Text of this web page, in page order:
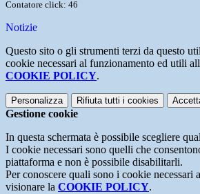
Contatore click: 46
Notizie
Questo sito o gli strumenti terzi da questo
cookie necessari al funzionamento ed utili
COOKIE POLICY.
Personalizza Rifiuta tutti i cookies
Gestione cookie
In questa schermata è possibile scegliere
I cookie necessari sono quelli che
piattaforma e non è possibile disabilitarli.
Per conoscere quali sono i cookie necessari
visionare la COOKIE POLICY.